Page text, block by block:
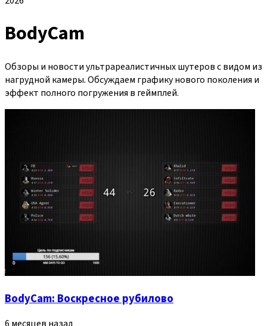
BodyCam
Обзоры и новости ультрареалистичных шутеров с видом из
нагрудной камеры. Обсуждаем графику нового поколения и
эффект полного погружения в геймплей.
BodyCam: Воскресное рубилово